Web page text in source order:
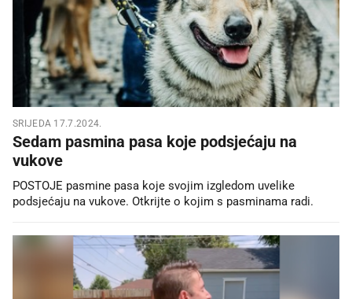
SRIJEDA 17.7.2024.
Sedam pasmina pasa koje podsjećaju na
vukove
POSTOJE pasmine pasa koje svojim izgledom uvelike
podsjećaju na vukove. Otkrijte o kojim s pasminama radi.